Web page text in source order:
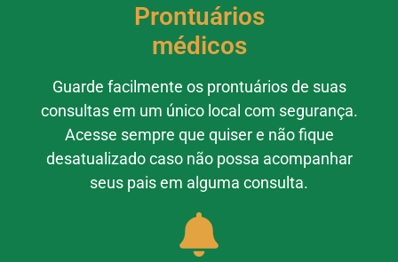
Prontuários
médicos
Guarde facilmente os prontuários de suas
consultas em um único local com segurança.
Acesse sempre que quiser e não fique
desatualizado caso não possa acompanhar
seus pais em alguma consulta.